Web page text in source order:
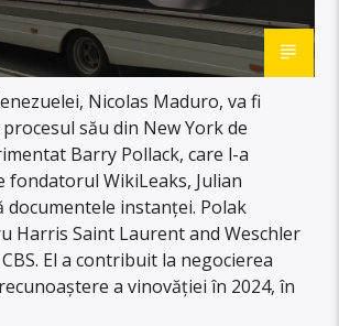
Nicolas Maduro, va fi
său din New York de
Barry Pollack, care l-a
fondatorul WikiLeaks, Julian
documentele instanței. Polak
Harris Saint Laurent and Weschler
El a contribuit la negocierea
a vinovăției în 2024, în